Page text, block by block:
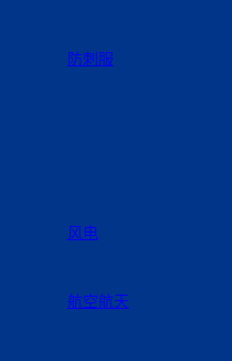
防刺服
风电
航空航天